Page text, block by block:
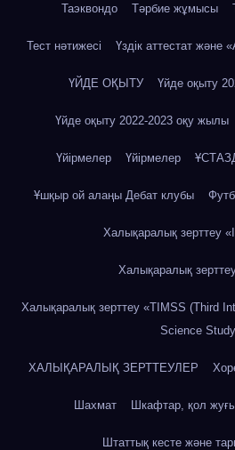
Таэквондо Тәрбие жұмысы
Тест нәтижесі Үздік аттестат және
ҮЙДЕ ОҚЫТУ Үйде оқыту
Үйде оқыту 2022-2023 оқу жылы
Үйірмелер Үйірмелер
Ұшқыр ой алаңы Дебат клубы
Халықаралық зерттеу
Халықаралық
Халықаралық зерттеу «TIMSS (Third
Science
ХАЛЫҚАРАЛЫҚ ЗЕРТТЕУЛЕР
Шахмат Шкафтар, қол
Штаттық кесте және